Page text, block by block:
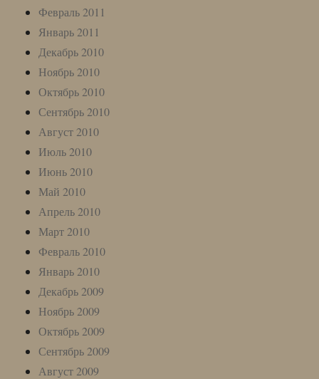
Февраль 2011
Январь 2011
Декабрь 2010
Ноябрь 2010
Октябрь 2010
Сентябрь 2010
Август 2010
Июль 2010
Июнь 2010
Май 2010
Апрель 2010
Март 2010
Февраль 2010
Январь 2010
Декабрь 2009
Ноябрь 2009
Октябрь 2009
Сентябрь 2009
Август 2009